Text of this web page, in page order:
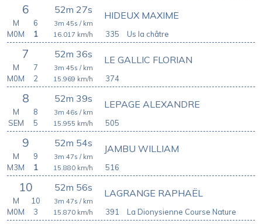
6 52m 27s
335
HIDEUX MAXIME
3m 45s / km
16.017 km/h
M
6
M0M
1 Us la châtre
7 52m 36s
374
LE GALLIC FLORIAN
3m 45s / km
15.969 km/h
M
7
M0M
2
8 52m 39s
505
LEPAGE ALEXANDRE
3m 46s / km
15.955 km/h
M
8
SEM
5
9 52m 54s
516
JAMBU WILLIAM
3m 47s / km
15.880 km/h
M
9
M3M
1
10 52m 56s
391
LAGRANGE RAPHAËL
3m 47s / km
15.870 km/h
M
10
M0M
3 La Dionysienne Course Nature